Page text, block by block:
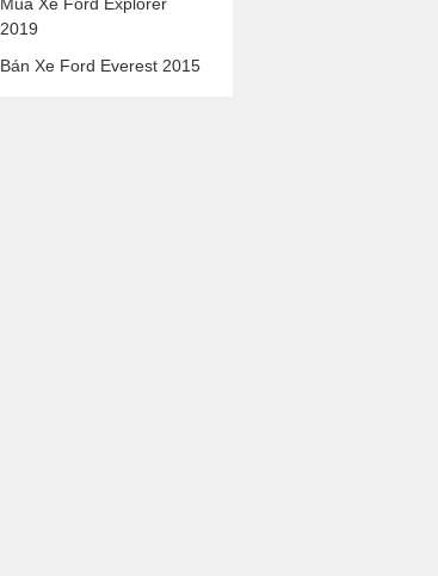
2019
Bán Xe Ford Everest 2015